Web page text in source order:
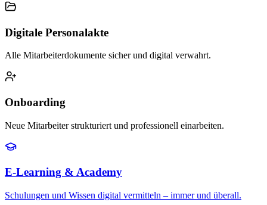
Digitale Personalakte
Alle Mitarbeiterdokumente sicher und digital verwahrt.
Onboarding
Neue Mitarbeiter strukturiert und professionell einarbeiten.
E-Learning & Academy
Schulungen und Wissen digital vermitteln – immer und überall.